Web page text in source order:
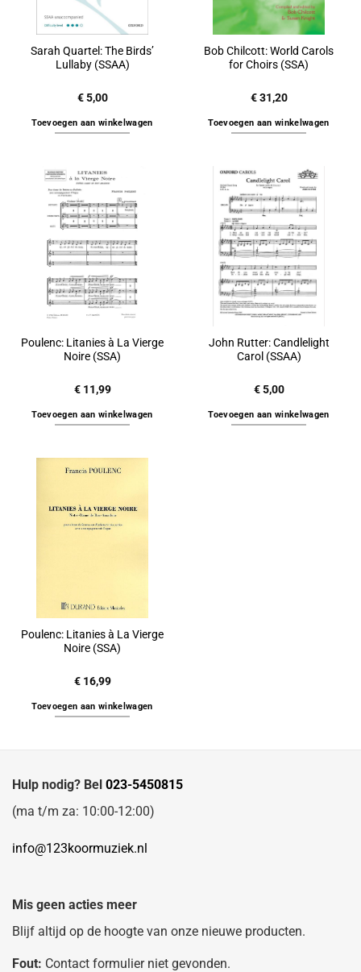
Sarah Quartel: The Birds’
Lullaby (SSAA)
€5,00
Toevoegen aan winkelwagen
Bob Chilcott: World Carols
for Choirs (SSA)
€31,20
Toevoegen aan winkelwagen
Poulenc: Litanies à La Vierge
Noire (SSA)
€11,99
Toevoegen aan winkelwagen
John Rutter: Candlelight
Carol (SSAA)
€5,00
Toevoegen aan winkelwagen
Poulenc: Litanies à La Vierge
Noire (SSA)
€16,99
Toevoegen aan winkelwagen
Hulp nodig? Bel 023-5450815
(ma t/m za: 10:00-12:00)
info@123koormuziek.nl
Mis geen acties meer
Blijf altijd op de hoogte van onze nieuwe producten.
Fout: Contact formulier niet gevonden.